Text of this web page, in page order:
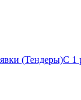
(Тендеры)С 1